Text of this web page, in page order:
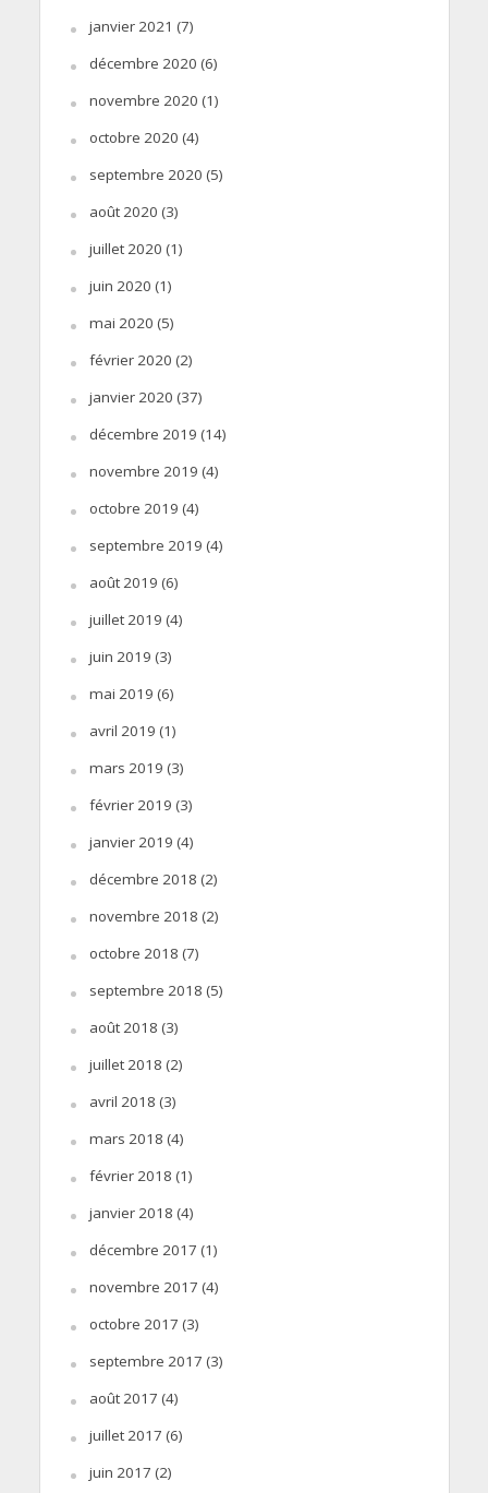
janvier 2021 (7)
décembre 2020 (6)
novembre 2020 (1)
octobre 2020 (4)
septembre 2020 (5)
août 2020 (3)
juillet 2020 (1)
juin 2020 (1)
mai 2020 (5)
février 2020 (2)
janvier 2020 (37)
décembre 2019 (14)
novembre 2019 (4)
octobre 2019 (4)
septembre 2019 (4)
août 2019 (6)
juillet 2019 (4)
juin 2019 (3)
mai 2019 (6)
avril 2019 (1)
mars 2019 (3)
février 2019 (3)
janvier 2019 (4)
décembre 2018 (2)
novembre 2018 (2)
octobre 2018 (7)
septembre 2018 (5)
août 2018 (3)
juillet 2018 (2)
avril 2018 (3)
mars 2018 (4)
février 2018 (1)
janvier 2018 (4)
décembre 2017 (1)
novembre 2017 (4)
octobre 2017 (3)
septembre 2017 (3)
août 2017 (4)
juillet 2017 (6)
juin 2017 (2)